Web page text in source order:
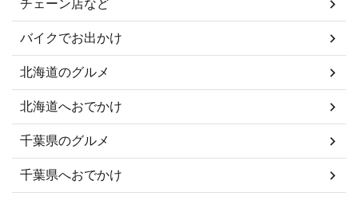
チェーン店など
バイクでお出かけ
北海道のグルメ
北海道へおでかけ
千葉県のグルメ
千葉県へおでかけ